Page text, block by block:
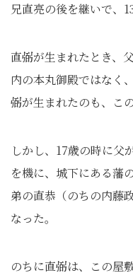
兄直亮の後を継いで、
直弼が生まれたとき、
内の本丸御殿ではなく
弼が生まれたのも、こ
しかし、17歳の時に父
を機に、城下にある藩
弟の直恭（のちの内藤
なった。
のちに直弼は、この屋